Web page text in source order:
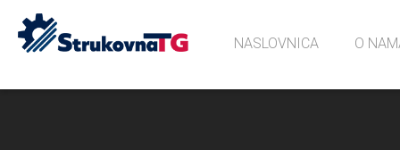
NASLOVNICA O